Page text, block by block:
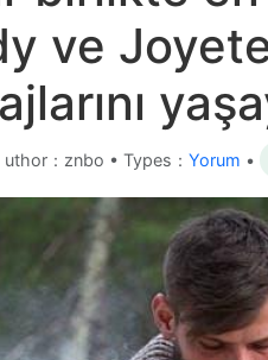
ve
uthor：znbo • Types： Yorum •